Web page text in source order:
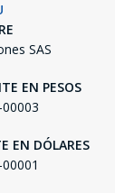
SAS
EN PESOS
EN DÓLARES